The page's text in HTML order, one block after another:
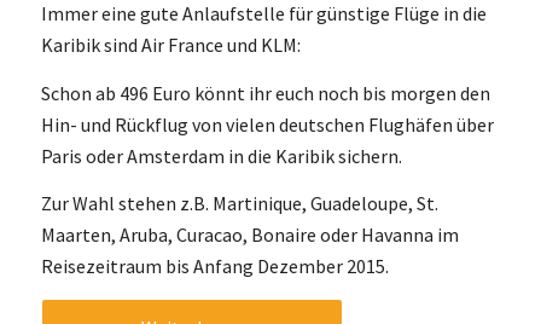
Immer eine gute Anlaufstelle für günstige Flüge in die
Karibik sind Air France und KLM:
Schon ab 496 Euro könnt ihr euch noch bis morgen den
Hin- und Rückflug von vielen deutschen Flughäfen über
Paris oder Amsterdam in die Karibik sichern.
Zur Wahl stehen z.B. Martinique, Guadeloupe, St.
Maarten, Aruba, Curacao, Bonaire oder Havanna im
Reisezeitraum bis Anfang Dezember 2015.